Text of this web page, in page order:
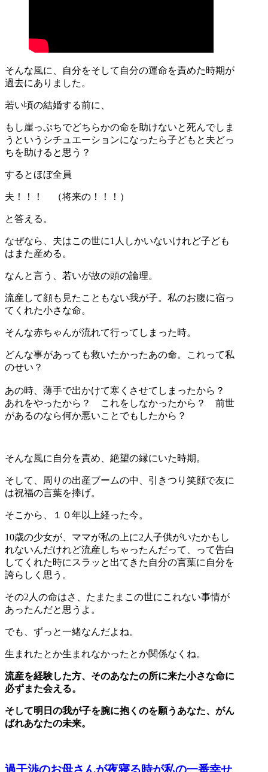
そんな風に、自分をそして自分の運命を責めた時期が
過去にありました。
若い頃の結婚する前に、
もし崖っぷちでどちらかの命を助けないと死んでしま
うというシチュエーションになったら子どもと夫どっ
ちを助けると思う？
するとほぼ全員
夫！！！ （将来の！！！）
と答える。
なぜなら、夫はこの世に1人しかいないけれど子ども
はまた産める。
なんと言う、若いが故の頭の論理。
流産して顔も見たこともない我が子。私のお腹に宿っ
てくれた小さな命。
そんな赤ちゃんが流れて行ってしまった時。
どんな事があっても救いたかったあの命。これって私
のせい？
あの時、薄手で出かけて寒くさせてしまったから？
あれをやったから？ これをしなかったから？ 前世
があるのなら何か悪いことでもしたから？
そんな風に自分を責め、絶望の縁にいた時期。
そして、周りの出産ブームの中、引きつり笑顔で友に
は祝福の言葉を捧げ。
そこから、１０年以上経った今。
10歳の少女が、ママが私の上に2人子供がいたかもし
れないんだけれど流産しちゃったんだって、って告白
してくれた時にスラッと出てきた自分の言葉に自分を
誇らしく思う。
その2人の命はさ、たまたまこの世にこれない事情が
あったんだと思うよ。
でも、ずっと一緒なんだよね。
生まれたとか生まれなかったとか関係なくね。
流産を経験した方、 そのあなたの所に来た小さな命に
必ずまた会える。
そして明日の我が子を腕に抱くのを願うあなた、がん
ばれあなたの未来。
過干渉のお母さんが夜寝る時が私の一番幸せ